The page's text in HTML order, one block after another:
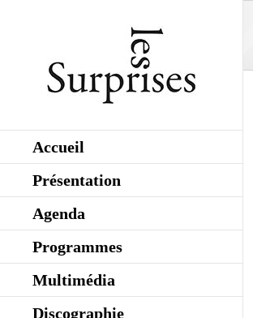
Accueil
Présentation
Agenda
Programmes
Multimédia
Discographie